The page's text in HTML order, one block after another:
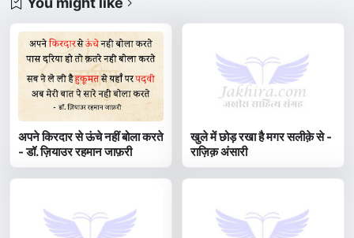
अपने किरदार से ऊंचे नहीं बोला करते
- डॉ. ज़ियाउर रहमान जाफ़री
खुले में छोड़ रखा है मगर सलीक़े से -
राज़िक़ अंसारी